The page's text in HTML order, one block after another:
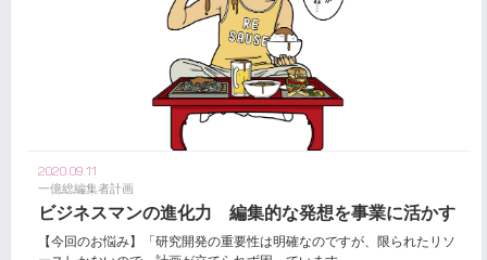
2020.09.11
一億総編集者計画
ビジネスマンの進化力 編集的な発想を事業に活かす
【今回のお悩み】「研究開発の重要性は明確なのですが、限られたリソ